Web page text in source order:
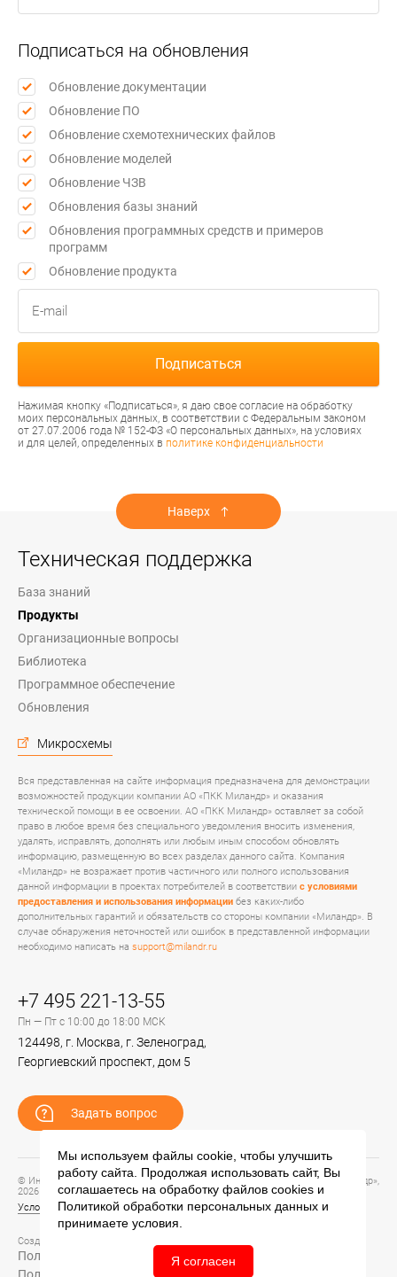
Подписаться на обновления
Обновление документации
Обновление ПО
Обновление схемотехнических файлов
Обновление моделей
Обновление ЧЗВ
Обновления базы знаний
Обновления программных средств и примеров
программ
Обновление продукта
Нажимая кнопку «Подписаться», я даю свое согласие на обработку
моих персональных данных, в соответствии с Федеральным законом
от 27.07.2006 года № 152-ФЗ «О персональных данных», на условиях
и для целей, определенных в политике конфиденциальности
Наверх
Техническая поддержка
База знаний
Продукты
Организационные вопросы
Библиотека
Программное обеспечение
Обновления
Микросхемы
Вся представленная на сайте информация предназначена для демонстрации
возможностей продукции компании АО «ПКК Миландр» и оказания
технической помощи в ее освоении. АО «ПКК Миландр» оставляет за собой
право в любое время без специального уведомления вносить изменения,
удалять, исправлять, дополнять или любым иным способом обновлять
информацию, размещенную во всех разделах данного сайта. Компания
«Миландр» не возражает против частичного или полного использования
данной информации в проектах потребителей в соответствии с условиями
предоставления и использования информации без каких-либо
дополнительных гарантий и обязательств со стороны компании «Миландр». В
случае обнаружения неточностей или ошибок в представленной информации
необходимо написать на support@milandr.ru
+7 495 221-13-55
Пн — Пт с 10:00 до 18:00 МСК
124498, г. Москва, г. Зеленоград,
Георгиевский проспект, дом 5
Задать вопрос
© Информационный портал технической поддержки ЦП ИС АО «ПКК Миландр»,
2026
Условия предоставления и использования информации
Создание сайта –
Политика обработки персональных данных
Мы используем файлы cookie, чтобы улучшить
работу сайта. Продолжая использовать сайт, Вы
соглашаетесь на обработку файлов cookies и
Политикой обработки персональных данных и
принимаете условия.
Я согласен